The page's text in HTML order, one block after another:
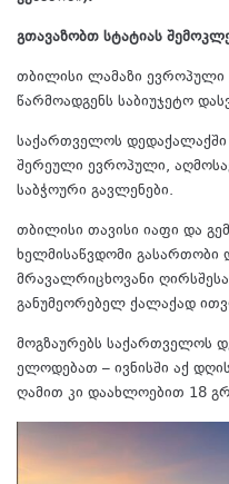
გთავაზობთ სტატიას
თბილისი ლამაზი
წარმოადგენს საბიუჯეტო
საქართველოს
შერეული ევროპული,
საბჭოური გავლენები.
თბილისი თავისი იაფი და
ხელმისაწვდომი გასართობი
მრავალრიცხოვანი
განუმეორებელ ქალაქად
მოგზაურებს საქართველოს
ელოდებათ – ივნისში აქ
ღამით კი დაახლოებით 18